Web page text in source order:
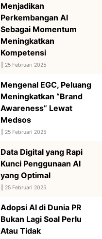
Menjadikan
Perkembangan AI
Sebagai Momentum
Meningkatkan
Kompetensi
25 Februari 2025
Mengenal EGC, Peluang
Meningkatkan “Brand
Awareness” Lewat
Medsos
25 Februari 2025
Data Digital yang Rapi
Kunci Penggunaan AI
yang Optimal
25 Februari 2025
Adopsi AI di Dunia PR
Bukan Lagi Soal Perlu
Atau Tidak